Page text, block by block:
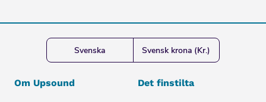
Svenska Svensk krona (Kr.)
Om Upsound Det finstilta